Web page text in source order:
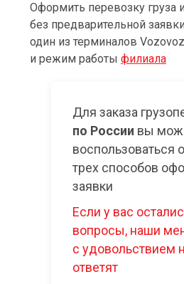
Оформить перевозку груза
без предварительной
один из терминалов
и режим работы филиала
Для заказа
по России вы
воспользоваться
трех способов
заявки
Если у вас
вопросы, наши
с удовольствием
ответят